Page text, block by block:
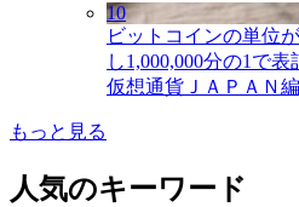
10
ビットコインの単位
し1,000,000分の1で表
仮想通貨ＪＡＰＡＮ
もっと見る
人気のキーワード